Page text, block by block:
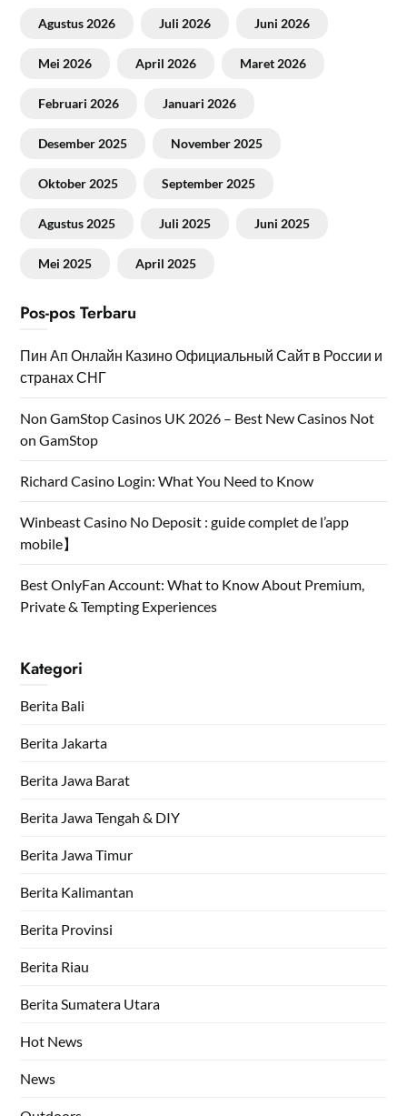
Agustus 2026 Juli 2026 Juni 2026
Mei 2026 April 2026 Maret 2026
Februari 2026 Januari 2026
Desember 2025 November 2025
Oktober 2025 September 2025
Agustus 2025 Juli 2025 Juni 2025
Mei 2025 April 2025
Pos-pos Terbaru
Пин Ап Онлайн Казино Официальный Сайт в России и
странах СНГ
Non GamStop Casinos UK 2026 – Best New Casinos Not
on GamStop
Richard Casino Login: What You Need to Know
Winbeast Casino No Deposit : guide complet de l’app
mobile】
Best OnlyFan Account: What to Know About Premium,
Private & Tempting Experiences
Kategori
Berita Bali
Berita Jakarta
Berita Jawa Barat
Berita Jawa Tengah & DIY
Berita Jawa Timur
Berita Kalimantan
Berita Provinsi
Berita Riau
Berita Sumatera Utara
Hot News
News